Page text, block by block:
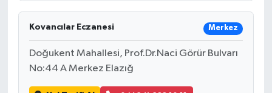
Kovancılar Eczanesi Merkez
Doğukent Mahallesi, Prof.Dr.Naci Görür Bulvarı
No:44 A Merkez Elazığ